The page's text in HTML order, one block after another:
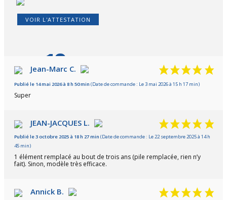
VOIR L'ATTESTATION
10/10
Basé sur 3 avis
Jean-Marc C.
Publié le 14 mai 2026 à 8 h 50 min (Date de commande : Le 3 mai 2026 à 15 h 17 min)
Super
JEAN-JACQUES L.
Publié le 3 octobre 2025 à 18 h 27 min (Date de commande : Le 22 septembre 2025 à 14 h
45 min)
1 élément remplacé au bout de trois ans (pile remplacée, rien n’y
fait). Sinon, modèle très efficace.
Annick B.